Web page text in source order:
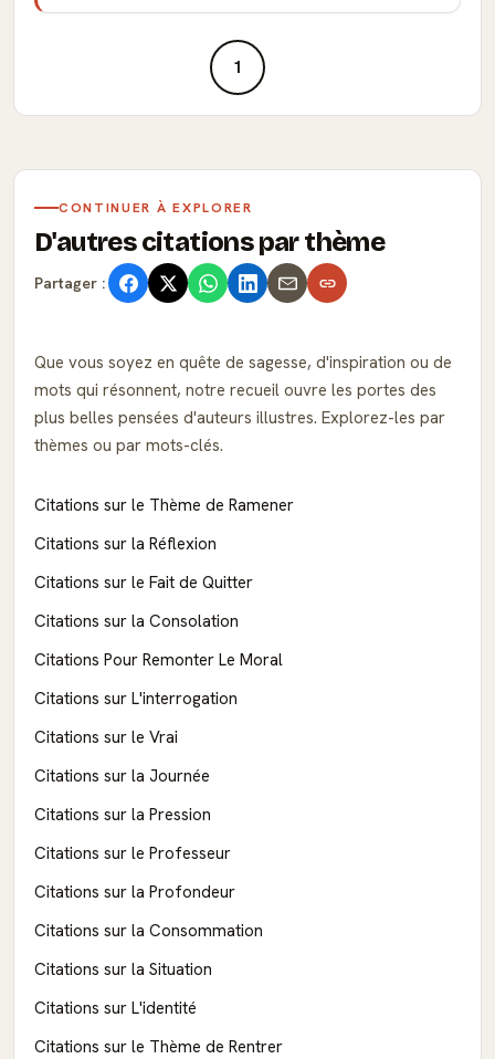
1
CONTINUER À EXPLORER
D'autres citations par thème
Partager :
Que vous soyez en quête de sagesse, d'inspiration ou de
mots qui résonnent, notre recueil ouvre les portes des
plus belles pensées d'auteurs illustres. Explorez-les par
thèmes ou par mots-clés.
Citations sur le Thème de Ramener
Citations sur la Réflexion
Citations sur le Fait de Quitter
Citations sur la Consolation
Citations Pour Remonter Le Moral
Citations sur L'interrogation
Citations sur le Vrai
Citations sur la Journée
Citations sur la Pression
Citations sur le Professeur
Citations sur la Profondeur
Citations sur la Consommation
Citations sur la Situation
Citations sur L'identité
Citations sur le Thème de Rentrer